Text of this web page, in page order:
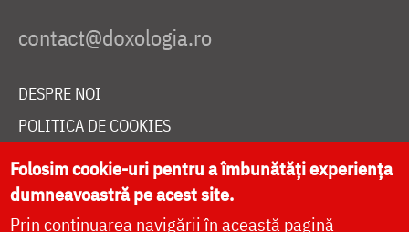
DESPRE NOI
POLITICA DE COOKIES
DONEAZĂ ONLINE PENTRU CATEDRALA NAȚIONALĂ
LIVE
Folosim cookie-uri pentru a îmbunătăți experiența
dumneavoastră pe acest site.
Prin continuarea navigării în această pagină